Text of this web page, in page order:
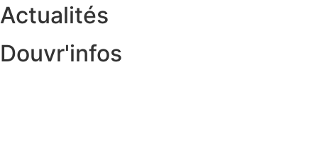
Actualités
Douvr'infos